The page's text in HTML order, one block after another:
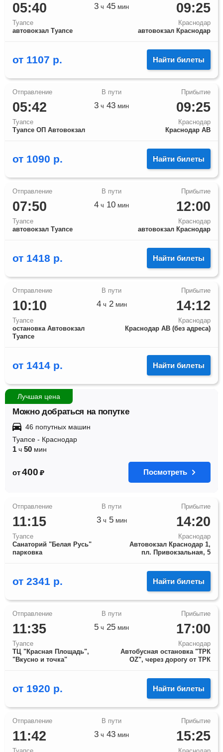
05:40
Туапсе
автовокзал Туапсе
09:25
Краснодар
автовокзал Краснодар
3 ч 45 мин
от 1107 р. Найти билеты
05:42
Туапсе
Туапсе ОП Автовокзал
09:25
Краснодар
Краснодар АВ
3 ч 43 мин
от 1090 р. Найти билеты
07:50
Туапсе
автовокзал Туапсе
12:00
Краснодар
автовокзал Краснодар
4 ч 10 мин
от 1418 р. Найти билеты
10:10
Туапсе
остановка Автовокзал
Туапсе
14:12
Краснодар
Краснодар АВ (без адреса)
4ч 2мин
от 1414 р. Найти билеты
Лучшая цена
Можно добраться на попутке
46 попутных машин
Туапсе - Краснодар
1 ч 50 мин
от 400 ₽ Посмотреть
11:15
Туапсе
Санаторий "Белая Русь"
парковка
14:20
Краснодар
Автовокзал Краснодар 1,
пл. Привокзальная, 5
3ч 5мин
от 2341 р. Найти билеты
11:35
Туапсе
ТЦ "Красная Площадь",
"Вкусно и точка"
17:00
Краснодар
Автобусная остановка "ТРК
OZ", через дорогу от ТРК
5 ч 25 мин
от 1920 р. Найти билеты
11:42 15:25
3 ч 43 мин